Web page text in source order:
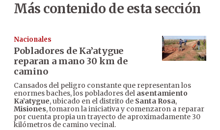
Más contenido de esta sección
Nacionales
Pobladores de Ka’atygue
reparan a mano 30 km de
camino
Cansados del peligro constante que representan los
enormes baches, los pobladores del asentamiento
Ka’atygue, ubicado en el distrito de Santa Rosa,
Misiones, tomaron la iniciativa y comenzaron a reparar
por cuenta propia un trayecto de aproximadamente 30
kilómetros de camino vecinal.